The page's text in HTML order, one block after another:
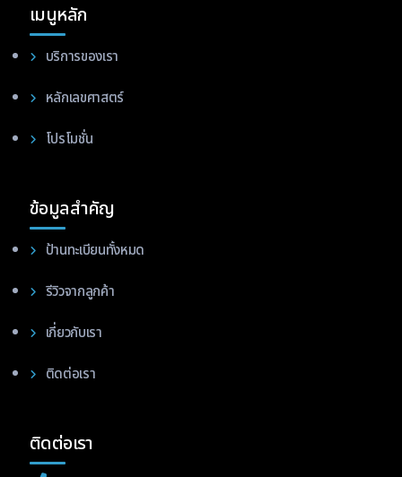
เมนูหลัก
บริการของเรา
หลักเลขศาสตร์
โปรโมชั่น
ข้อมูลสำคัญ
ป้านทะเบียนทั้งหมด
รีวิวจากลูกค้า
เกี่ยวกับเรา
ติดต่อเรา
ติดต่อเรา